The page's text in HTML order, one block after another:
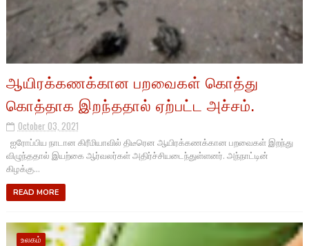
ஆயிரக்கணக்கான பறவைகள் கொத்து
கொத்தாக இறந்ததால் ஏற்பட்ட அச்சம்.
October 03, 2021
ஐரோப்பிய நாடான கிரீமியாவில் திடீரென ஆயிரக்கணக்கான பறவைகள் இறந்து
விழுந்ததால் இயற்கை ஆர்வலர்கள் அதிர்ச்சியடைந்துள்ளனர். அந்நாட்டின்
கிழக்கு...
READ MORE
உலகம்